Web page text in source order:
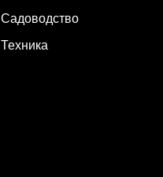
Садоводство
Техника